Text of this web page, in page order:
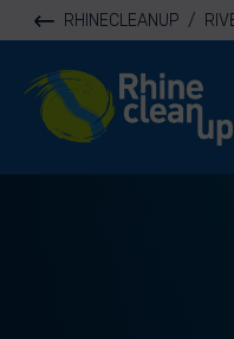
RHINECLEANUP /
River Cleanup